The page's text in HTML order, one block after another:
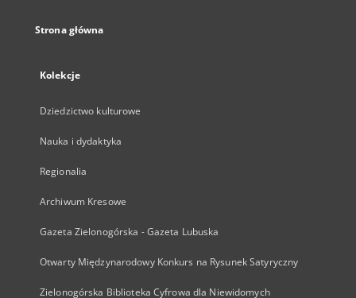
Strona główna
Kolekcje
Dziedzictwo kulturowe
Nauka i dydaktyka
Regionalia
Archiwum Kresowe
Gazeta Zielonogórska - Gazeta Lubuska
Otwarty Międzynarodowy Konkurs na Rysunek Satyryczny
Zielonogórska Biblioteka Cyfrowa dla Niewidomych